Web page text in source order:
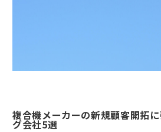
複合機メーカーの新規顧客開拓
グ会社5選